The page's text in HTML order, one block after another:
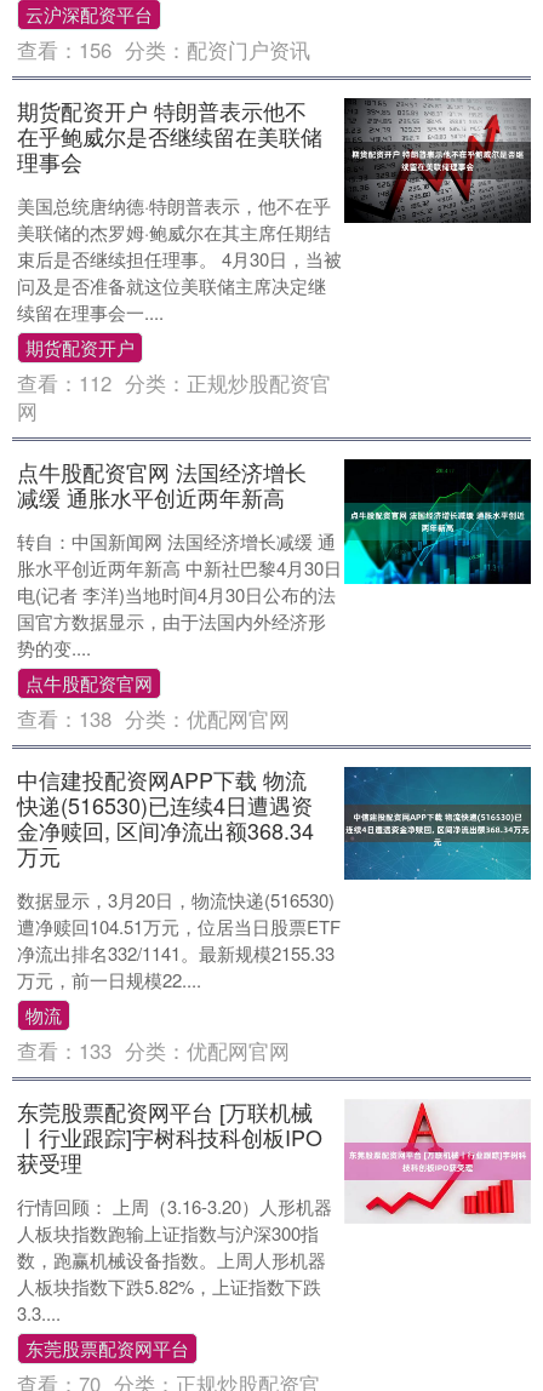
云沪深配资平台
查看： 156 分类： 配资门户资讯
期货配资开户 特朗普表示他不
在乎鲍威尔是否继续留在美联储
理事会
美国总统唐纳德·特朗普表示，他不在乎
美联储的杰罗姆·鲍威尔在其主席任期结
束后是否继续担任理事。 4月30日，当被
问及是否准备就这位美联储主席决定继
续留在理事会一....
期货配资开户
查看： 112 分类： 正规炒股配资官
网
点牛股配资官网 法国经济增长
减缓 通胀水平创近两年新高
转自：中国新闻网 法国经济增长减缓 通
胀水平创近两年新高 中新社巴黎4月30日
电(记者 李洋)当地时间4月30日公布的法
国官方数据显示，由于法国内外经济形
势的变....
点牛股配资官网
查看： 138 分类：优配网官网
中信建投配资网APP下载 物流
快递(516530)已连续4日遭遇资
金净赎回, 区间净流出额368.34
万元
数据显示，3月20日，物流快递(516530)
遭净赎回104.51万元，位居当日股票ETF
净流出排名332/1141。最新规模2155.33
万元，前一日规模22....
物流
查看： 133 分类：优配网官网
东莞股票配资网平台 [万联机械
丨行业跟踪]宇树科技科创板IPO
获受理
行情回顾： 上周（3.16-3.20）人形机器
人板块指数跑输上证指数与沪深300指
数，跑赢机械设备指数。上周人形机器
人板块指数下跌5.82%，上证指数下跌
3.3....
东莞股票配资网平台
查看：70 分类： 正规炒股配资官